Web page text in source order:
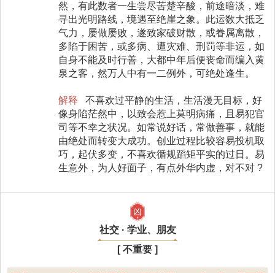
然，有此数者一生尝尽苦楚辛酸，前途暗淡，难
寻出光明路线，境遇至绝崖之象。此运数大抵乏
气力，屡做屡败，遂致家破财散，或眷属离散，
多陷于困苦，或多病、遭灾难、刑罚等非运，如
自身不能及时行善，大都中年后便丧命而编入黄
泉之客，然万人中有一二例外，可绝处逢生。
解释
不喜欢过平静的生活，生活漫无目标，好
像身陷茫然中，以致会惹上莫明病痛，且易犯官
司等不幸之状况。如常说好话，常做善事，就能
由绝处而转变大成功。创业过程比较容易投机取
巧，起伏多变，不喜欢循规蹈矩平实的过日。易
生意外，为人好面子，有点外华内虚，对不对 ?
凶
社交 · 学业、朋友
[ 不重要 ]